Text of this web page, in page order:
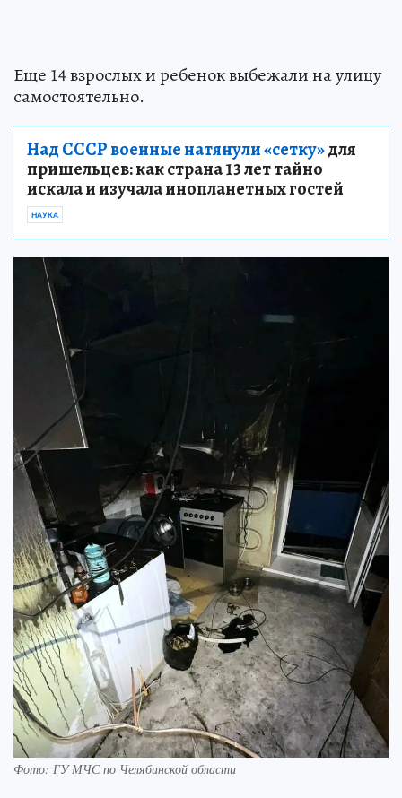
Еще 14 взрослых и ребенок выбежали на улицу
самостоятельно.
Над СССР военные натянули «сетку»для
пришельцев: как страна 13 лет тайно
искала и изучала инопланетных гостей
НАУКА
Фото: ГУ МЧС по Челябинской области